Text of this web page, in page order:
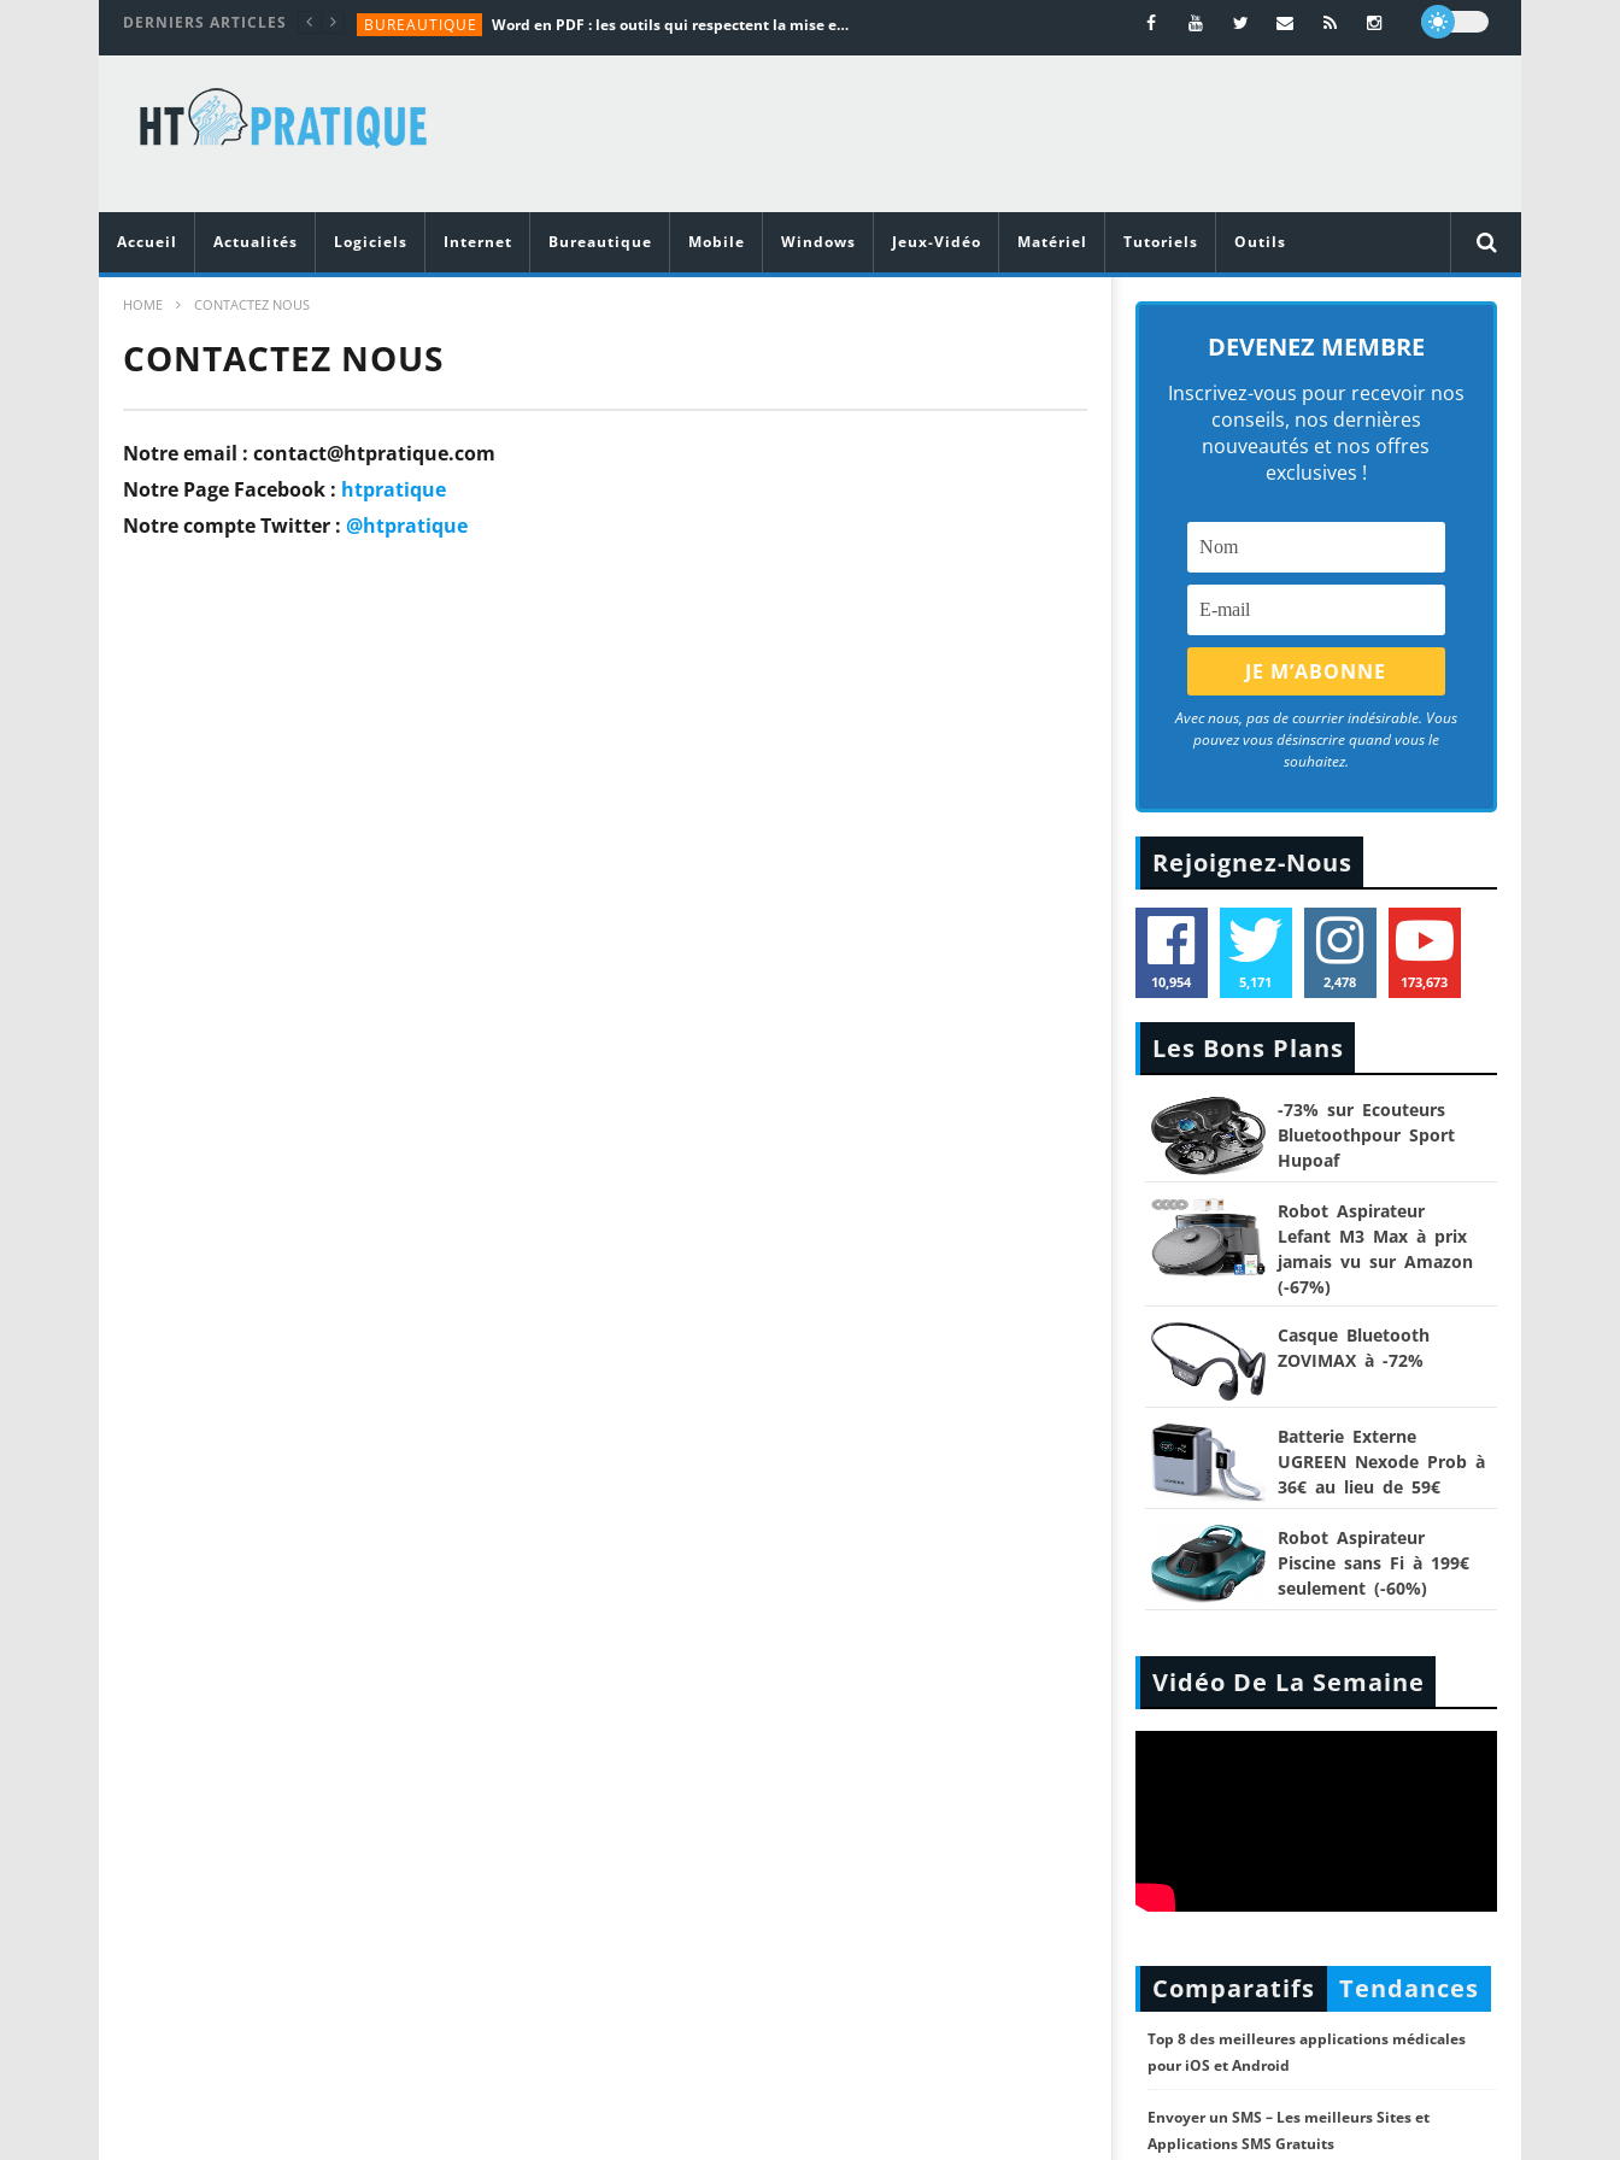
DERNIERS ARTICLES BUREAUTIQUE Word en PDF : les outils qui respectent la mise en page
TUTORIALS
MATÉRIEL
Vidéoprojecteurs Asus : Top 6 des meilleurs modèles de la marque
Accueil
Actualités Logiciels Internet Bureautique Mobile Windows Jeux-Vidéo Matériel Tutoriels Outils
HOME CONTACTEZ NOUS
CONTACTEZ NOUS
Notre email : contact@htpratique.com
Notre Page Facebook : htpratique
Notre compte Twitter : @htpratique
DEVENEZ MEMBRE
Inscrivez-vous pour recevoir nos
conseils, nos dernières
nouveautés et nos offres
exclusives !
Avec nous, pas de courrier indésirable. Vous
pouvez vous désinscrire quand vous le
souhaitez.
Rejoignez-Nous
10,954 5,171 2,478 173,673
Les Bons Plans
-73% sur Ecouteurs
Bluetoothpour Sport
Hupoaf
Robot Aspirateur
Lefant M3 Max à prix
jamais vu sur Amazon
(-67%)
Casque Bluetooth
ZOVIMAX à -72%
Batterie Externe
UGREEN Nexode Prob à
36€ au lieu de 59€
Robot Aspirateur
Piscine sans Fi à 199€
seulement (-60%)
Vidéo De La Semaine
Comparatifs Tendances
Top 8 des meilleures applications médicales
pour iOS et Android
Envoyer un SMS – Les meilleurs Sites et
Applications SMS Gratuits